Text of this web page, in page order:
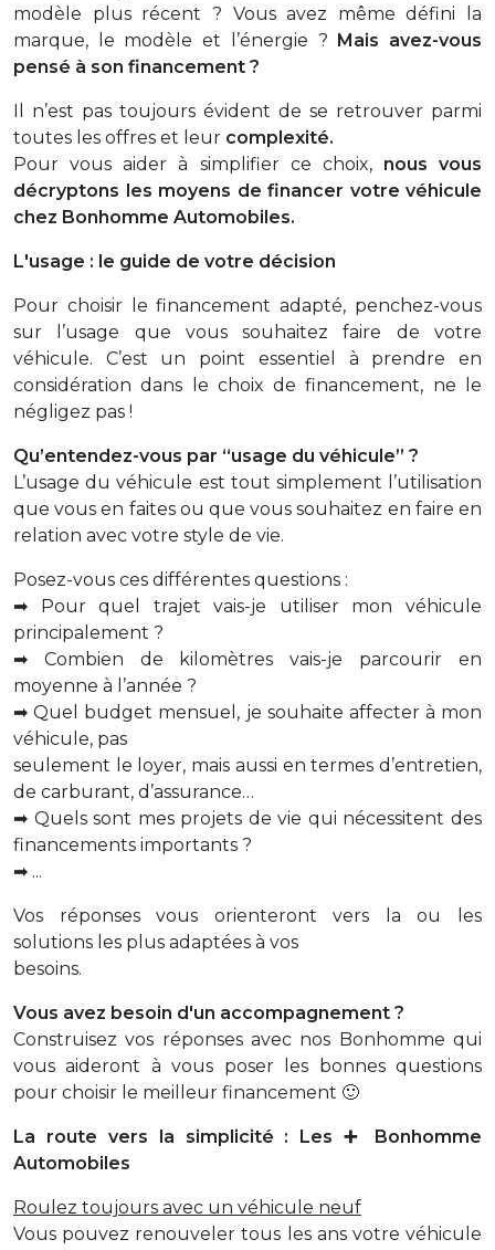
modèle plus récent ? Vousavez même défini la
marque, le modèle et l’énergie ?
Mais avez-vous
pensé à son financement ?
Il n’est pas toujours évident de se retrouver parmi
toutes les offres et leur complexité.
Pour vous aider à simplifier ce choix, nous vous
décryptons les moyens de financer votre véhicule
chez Bonhomme Automobiles.
L'usage : le guide de votre décision
Pour choisir le financement adapté, penchez-vous
sur l’usage que vous souhaitez faire de votre
véhicule. C’est un point essentiel à prendre en
considération dans le choix de financement, ne le
négligez pas !
Qu’entendez-vous par “usage du véhicule” ?
L’usage du véhicule est tout simplement l’utilisation
que vous en faites ou que vous souhaitez en faire en
relation avec votre style de vie.
Posez-vous ces différentes questions :
➡ Pour quel trajet vais-je utiliser mon véhicule
principalement ?
➡ Combien de kilomètres vais-je parcourir en
moyenne à l’année ?
➡ Quel budget mensuel, je souhaite affecter à mon
véhicule, pas
seulement le loyer, mais aussi en termes d’entretien,
de carburant, d’assurance…
➡ Quels sont mes projets de vie qui nécessitent des
financements importants ?
➡ ...
Vos réponses vous orienteront vers la ou les
solutions les plus adaptées à vos
besoins.
Vous avez besoin d'un accompagnement ?
Construisez vos réponses avec nos Bonhomme qui
vous aideront à vous poser les bonnes questions
pour choisir le meilleur financement 🙂
La route vers la simplicité : Les ➕ Bonhomme
Automobiles
Roulez toujours avec un véhicule neuf
Vous pouvez renouveler tous les ans votre véhicule